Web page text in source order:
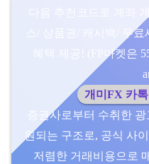
다음 추천코드로 계좌
스/ 상품권/ 캐시백/ 무
혜택 제공! (FP마켓은
개미FX 카
증권사로부터 수취한
원되는 구조로, 공식 사
저렴한 거래비용으로